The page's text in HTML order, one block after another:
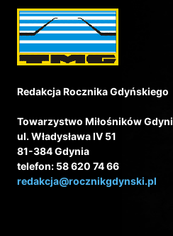
Redakcja Rocznika Gdyńskiego
Towarzystwo Miłośników Gdyni
ul. Władysława IV 51
81-384 Gdynia
telefon: 58 620 74 66
redakcja@rocznikgdynski.pl